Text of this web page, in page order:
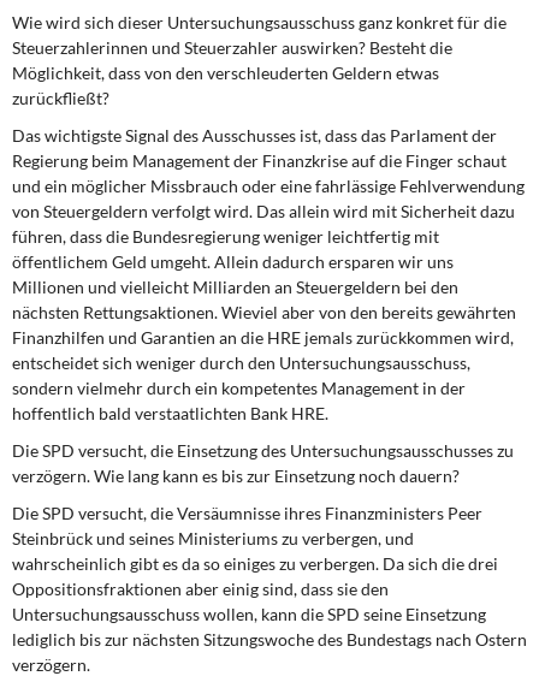
Wie wird sich dieser Untersuchungsausschuss ganz konkret für die
Steuerzahlerinnen und Steuerzahler auswirken? Besteht die
Möglichkeit, dass von den verschleuderten Geldern etwas
zurückfließt?
Das wichtigste Signal des Ausschusses ist, dass das Parlament der
Regierung beim Management der Finanzkrise auf die Finger schaut
und ein möglicher Missbrauch oder eine fahrlässige Fehlverwendung
von Steuergeldern verfolgt wird. Das allein wird mit Sicherheit dazu
führen, dass die Bundesregierung weniger leichtfertig mit
öffentlichem Geld umgeht. Allein dadurch ersparen wir uns
Millionen und vielleicht Milliarden an Steuergeldern bei den
nächsten Rettungsaktionen. Wieviel aber von den bereits gewährten
Finanzhilfen und Garantien an die HRE jemals zurückkommen wird,
entscheidet sich weniger durch den Untersuchungsausschuss,
sondern vielmehr durch ein kompetentes Management in der
hoffentlich bald verstaatlichten Bank HRE.
Die SPD versucht, die Einsetzung des Untersuchungsausschusses zu
verzögern. Wie lang kann es bis zur Einsetzung noch dauern?
Die SPD versucht, die Versäumnisse ihres Finanzministers Peer
Steinbrück und seines Ministeriums zu verbergen, und
wahrscheinlich gibt es da so einiges zu verbergen. Da sich die drei
Oppositionsfraktionen aber einig sind, dass sie den
Untersuchungsausschuss wollen, kann die SPD seine Einsetzung
lediglich bis zur nächsten Sitzungswoche des Bundestags nach Ostern
verzögern.